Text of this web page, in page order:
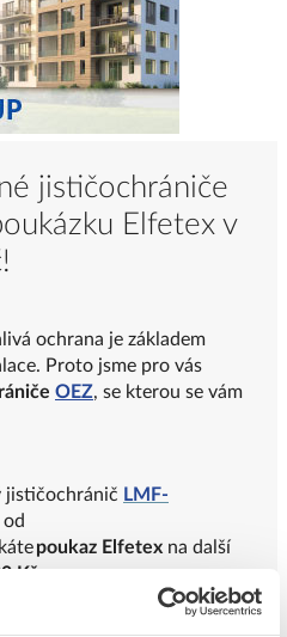
jističochrániče
Elfetex v
!
ochrana je základem
Proto jsme pro vás
OEZ, se kterou se vám
jističochránič LMF-
od
poukaz Elfetex na další
Kč